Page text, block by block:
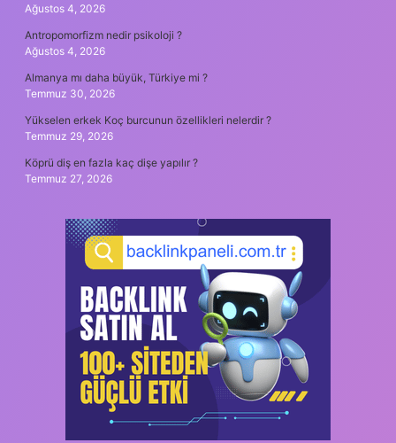
Ağustos 4, 2026
Antropomorfizm nedir psikoloji ?
Ağustos 4, 2026
Almanya mı daha büyük, Türkiye mi ?
Temmuz 30, 2026
Yükselen erkek Koç burcunun özellikleri nelerdir ?
Temmuz 29, 2026
Köprü diş en fazla kaç dişe yapılır ?
Temmuz 27, 2026